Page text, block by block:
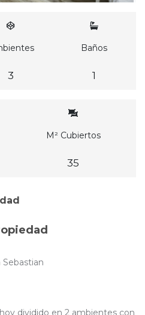
3
Baños
1
M² Cubiertos
35
Sebastian